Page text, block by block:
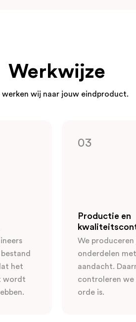
Werkwijze
werken wij naar jouw eindproduct.
het
wordt
03
Productie en
We produceren
onderdelen
aandacht.
controleren we
orde is.